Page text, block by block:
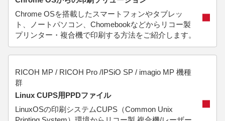
Chrome OSを搭載したスマートフォンやタブレッ
ト、ノートパソコン、Chomebookなどからリコー製
プリンター・複合機で印刷する方法をご紹介します。
RICOH MP / RICOH Pro /IPSiO SP / imagio MP 機種
群
Linux CUPS用PPDファイル
LinuxOSの印刷システムCUPS（Common Unix